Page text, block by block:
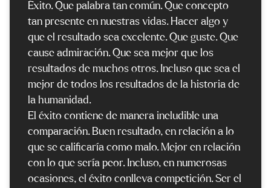
Éxito. Que palabra tan común. Que concepto
tan presente en nuestras vidas. Hacer algo y
que el resultado sea excelente. Que guste. Que
cause admiración. Que sea mejor que los
resultados de muchos otros. Incluso que sea el
mejor de todos los resultados de la historia de
la humanidad.
El éxito contiene de manera ineludible una
comparación. Buen resultado, en relación a lo
que se calificaría como malo. Mejor en relación
con lo que sería peor. Incluso, en numerosas
ocasiones, el éxito conlleva competición. Ser el